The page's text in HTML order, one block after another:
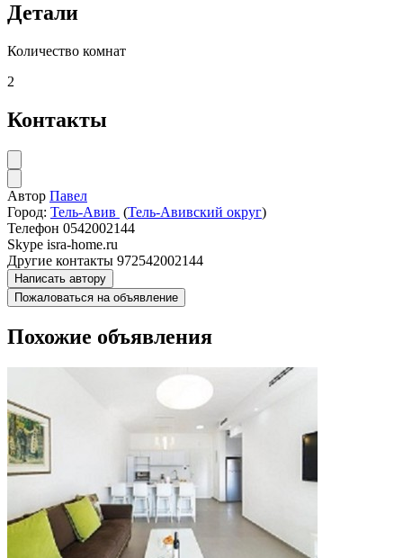
Детали
Количество комнат
2
Контакты
Автор Павел
Город: Тель-Авив (Тель-Авивский округ)
Телефон 0542002144
Skype isra-home.ru
Другие контакты 972542002144
Написать автору
Пожаловаться на объявление
Похожие объявления